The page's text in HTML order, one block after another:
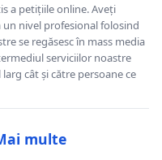
a petițiile online. Aveți
nivel profesional folosind
se regăsesc în mass media
serviciilor noastre
cât și către persoane ce
multe